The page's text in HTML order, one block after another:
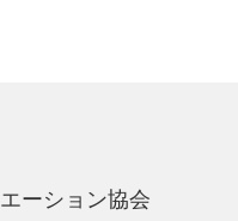
ーション協会